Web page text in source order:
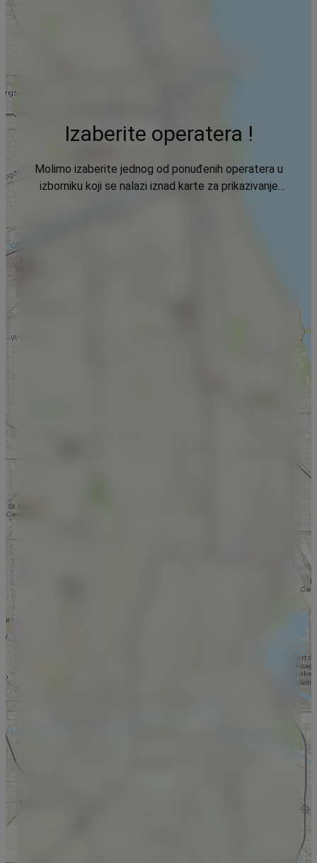
Izaberite operatera !
Molimo izaberite jednog od ponuđenih operatera u
izborniku koji se nalazi iznad karte za prikazivanje